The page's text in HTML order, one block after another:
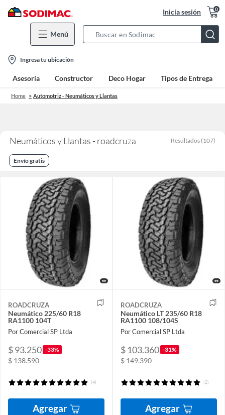
Inicia sesión 0
Menú
Bar
location-
icon
Ingresa tu ubicación
Asesoría Constructor Deco Hogar Tipos de Entrega
Home Automotriz - Neumáticos y Llantas
Neumáticos y Llantas - roadcruza Resultados (107)
Envío gratis
ROADCRUZA
Neumático 225/60 R18
RA1100 104T
Por Comercial SP Ltda
$ 93.250 -33%
$ 138.590
(4)
Agregar
ROADCRUZA
Neumático LT 235/60 R18
RA1100 108/104S
Por Comercial SP Ltda
$ 103.360 -31%
$ 149.390
(2)
Agregar